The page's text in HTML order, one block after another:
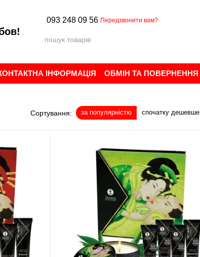
093 248 09 56 Передзвонити вам?
ІНФОРМАЦІЯ
ОБМІН ТА ПОВЕРНЕННЯ
БРЕНДИ ВІДГУКИ ПРО МАГАЗИН
Сортування: за популярністю спочатку дешевше